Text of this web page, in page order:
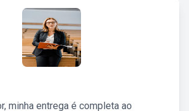
minha entrega é completa ao